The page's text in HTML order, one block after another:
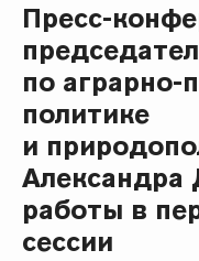
Пресс-
по аграрно-
политике
и
Александра
работы в
сессии